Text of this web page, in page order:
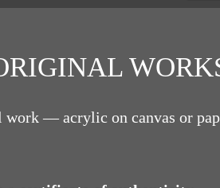
— acrylic on canvas or